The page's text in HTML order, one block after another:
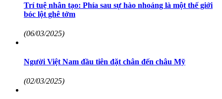
Trí tuệ nhân tạo: Phía sau sự hào nhoáng là một thế giới
bóc lột ghê tởm
(06/03/2025)
Người Việt Nam đầu tiên đặt chân đến châu Mỹ
(02/03/2025)